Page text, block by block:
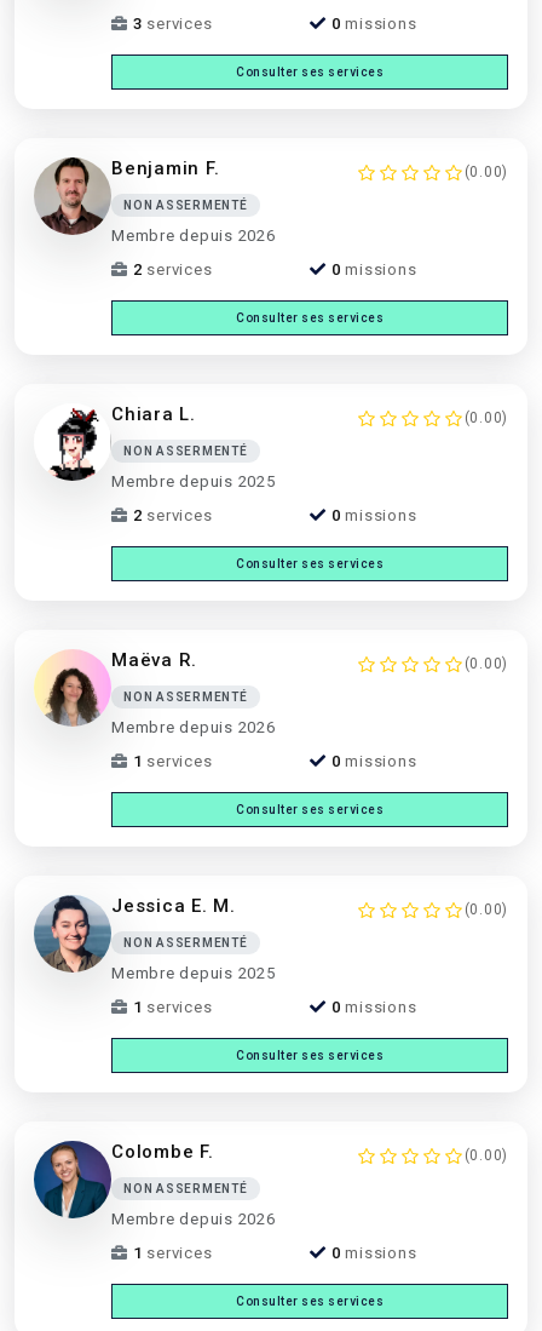
3 services 0 missions
Consulter ses services
Benjamin F. (0.00)
NON ASSERMENTÉ
Membre depuis 2026
2 services 0 missions
Consulter ses services
Chiara L. (0.00)
NON ASSERMENTÉ
Membre depuis 2025
2 services 0 missions
Consulter ses services
Maëva R. (0.00)
NON ASSERMENTÉ
Membre depuis 2026
1 services 0 missions
Consulter ses services
Jessica E. M. (0.00)
NON ASSERMENTÉ
Membre depuis 2025
1 services 0 missions
Consulter ses services
Colombe F. (0.00)
NON ASSERMENTÉ
Membre depuis 2026
1 services 0 missions
Consulter ses services